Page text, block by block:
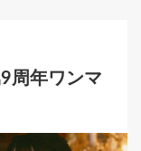
周年ワンマ